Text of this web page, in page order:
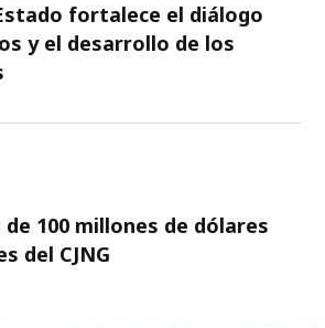
fortalece el diálogo
y el desarrollo de los
100 millones de dólares
del CJNG